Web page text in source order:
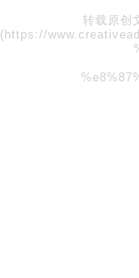
转载原创
(https://